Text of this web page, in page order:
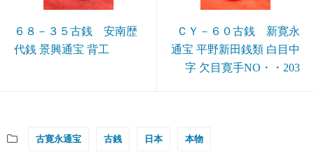
６８－３５古銭 安南歴
代銭 景興通宝 背工
ＣＹ－６０古銭 新寛永
通宝 平野新田銭類 白目中
字 欠目寛手NO・・203
古寛永通宝 古銭 日本 本物